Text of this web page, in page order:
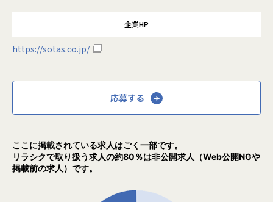
企業HP
https://sotas.co.jp/
応募する
ここに掲載されている求人はごく一部です。
リラシクで取り扱う求人の約80％は非公開求人（Web公開NGや
掲載前の求人）です。